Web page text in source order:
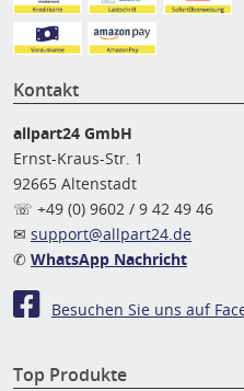
Kontakt
allpart24 GmbH
Ernst-Kraus-Str. 1
92665 Altenstadt
☏ +49 (0) 9602 / 9 42 49 46
✉ support@allpart24.de
✆ WhatsApp Nachricht
Besuchen Sie uns auf
Top Produkte